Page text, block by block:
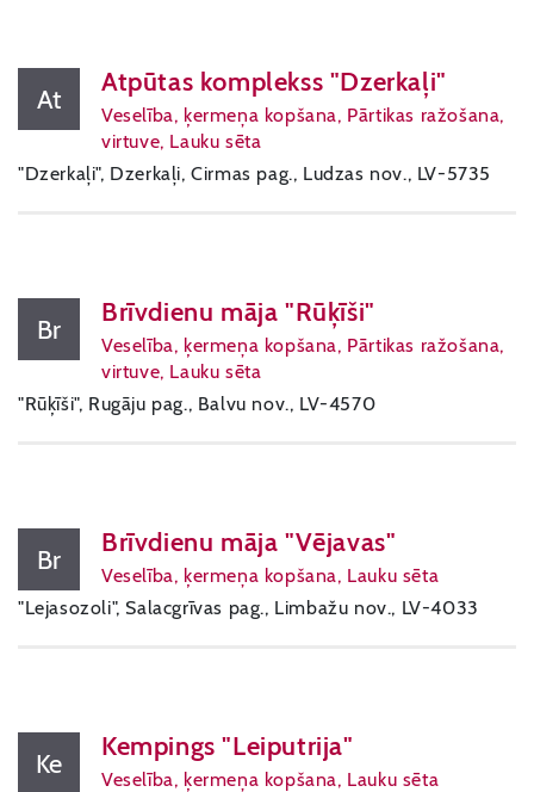
At
Atpūtas komplekss "Dzerkaļi"
Veselība, ķermeņa kopšana, Pārtikas ražošana,
virtuve, Lauku sēta
"Dzerkaļi", Dzerkaļi, Cirmas pag., Ludzas nov., LV-5735
Br
Brīvdienu māja "Rūķīši"
Veselība, ķermeņa kopšana, Pārtikas ražošana,
virtuve, Lauku sēta
"Rūķīši", Rugāju pag., Balvu nov., LV-4570
Br
Brīvdienu māja "Vējavas"
Veselība, ķermeņa kopšana, Lauku sēta
"Lejasozoli", Salacgrīvas pag., Limbažu nov., LV-4033
Ke
Kempings "Leiputrija"
Veselība, ķermeņa kopšana, Lauku sēta